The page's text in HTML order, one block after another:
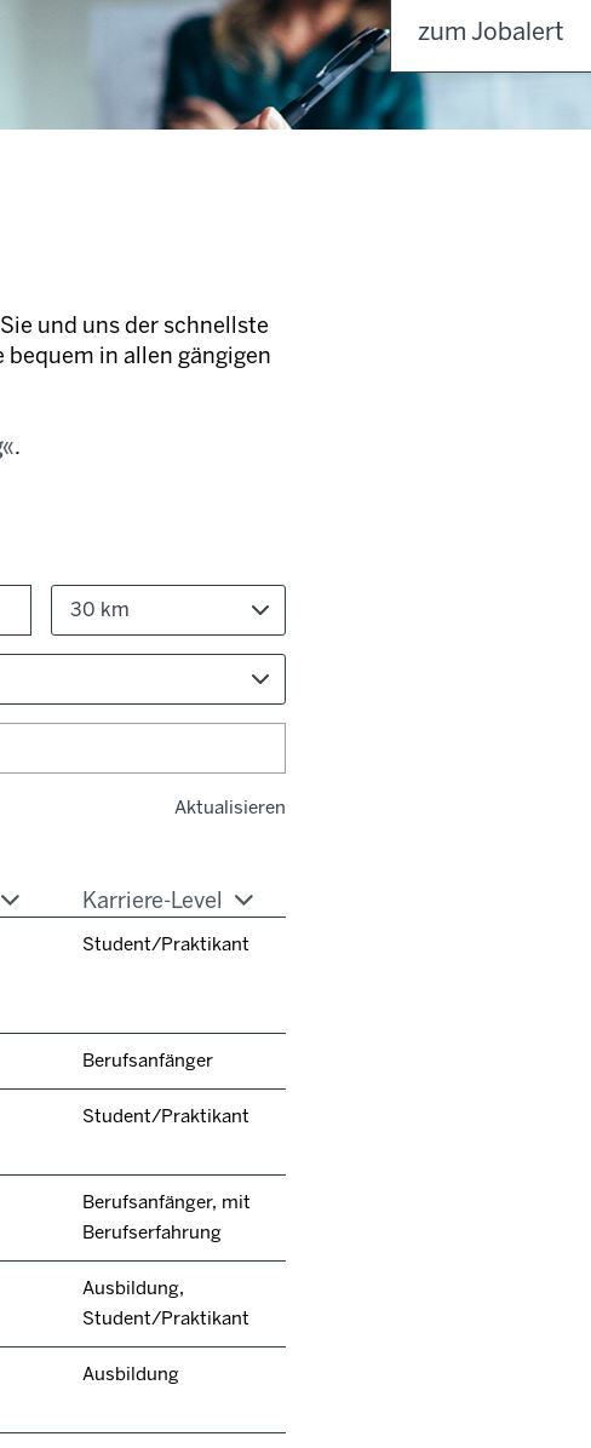
und uns der schnellste
bequem in allen gängigen
.
30 km
Aktualisieren
Karriere-Level
Student/Praktikant
Berufsanfänger
Student/Praktikant
Berufsanfänger, mit
Berufserfahrung
Ausbildung,
Student/Praktikant
Ausbildung
zum Jobalert